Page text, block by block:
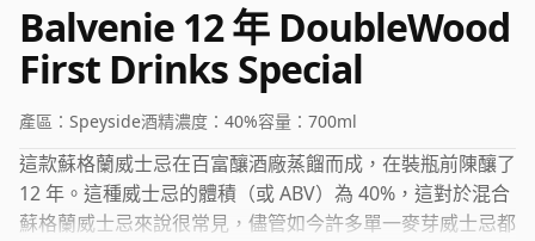
Balvenie 12 年 DoubleWood
First Drinks Special
產區： Speyside酒精濃度： 40%容量： 700ml
這款蘇格蘭威士忌在百富釀酒廠蒸餾而成，在裝瓶前陳釀了
12 年。這種威士忌的體積（或 ABV）為 40%，這對於混合
蘇格蘭威士忌來說很常見，儘管如今許多單一麥芽威士忌都